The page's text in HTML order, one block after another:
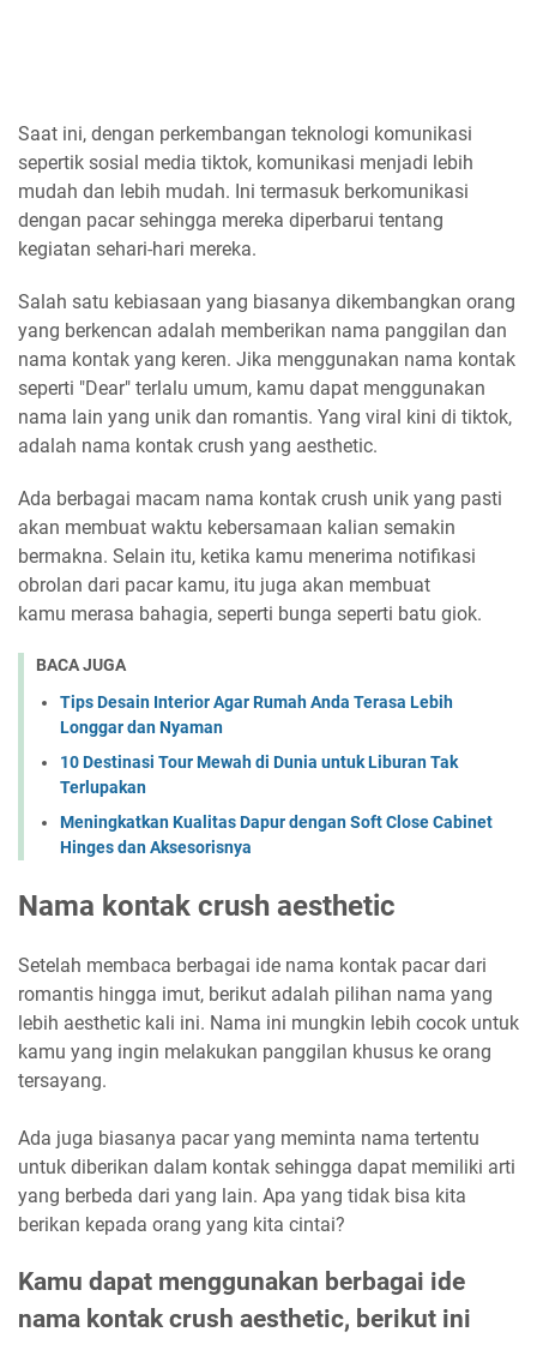
Saat ini, dengan perkembangan teknologi komunikasi
sepertik sosial media tiktok, komunikasi menjadi lebih
mudah dan lebih mudah. Ini termasuk berkomunikasi
dengan pacar sehingga mereka diperbarui tentang
kegiatan sehari-hari mereka.
Salah satu kebiasaan yang biasanya dikembangkan orang
yang berkencan adalah memberikan nama panggilan dan
nama kontak yang keren. Jika menggunakan nama kontak
seperti "Dear" terlalu umum, kamu dapat menggunakan
nama lain yang unik dan romantis. Yang viral kini di tiktok,
adalah nama kontak crush yang aesthetic.
Ada berbagai macam nama kontak crush unik yang pasti
akan membuat waktu kebersamaan kalian semakin
bermakna. Selain itu, ketika kamu menerima notifikasi
obrolan dari pacar kamu, itu juga akan membuat
kamu merasa bahagia, seperti bunga seperti batu giok.
BACA JUGA
Tips Desain Interior Agar Rumah Anda Terasa Lebih
Longgar dan Nyaman
10 Destinasi Tour Mewah di Dunia untuk Liburan Tak
Terlupakan
Meningkatkan Kualitas Dapur dengan Soft Close Cabinet
Hinges dan Aksesorisnya
Nama kontak crush aesthetic
Setelah membaca berbagai ide nama kontak pacar dari
romantis hingga imut, berikut adalah pilihan nama yang
lebih aesthetic kali ini. Nama ini mungkin lebih cocok untuk
kamu yang ingin melakukan panggilan khusus ke orang
tersayang.
Ada juga biasanya pacar yang meminta nama tertentu
untuk diberikan dalam kontak sehingga dapat memiliki arti
yang berbeda dari yang lain. Apa yang tidak bisa kita
berikan kepada orang yang kita cintai?
Kamu dapat menggunakan berbagai ide
nama kontak crush aesthetic, berikut ini